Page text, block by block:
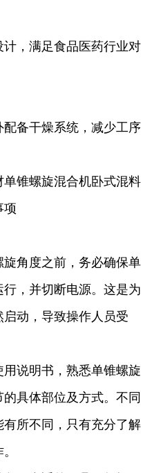
，满足食品医药行业对
备干燥系统，减少工序
锥螺旋混合机卧式混料
项
角度之前，务必确保单
，并切断电源。这是为
动，导致操作人员受
说明书，熟悉单锥螺旋
具体部位及方式。不同
所不同，只有充分了解